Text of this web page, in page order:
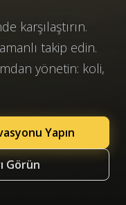
karşılaştırın.
takip edin.
yönetin: koli,
Yapın
Görün